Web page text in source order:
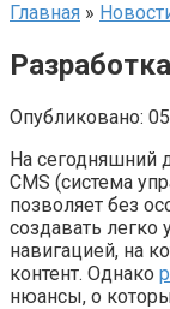
Главная »
Опубликовано:
На сегодняшний
CMS (система
позволяет без
создавать легко
навигацией, на
контент. Однако
нюансы, о